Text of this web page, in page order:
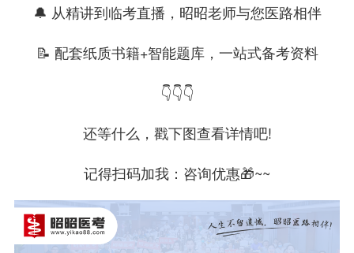
🔔 从精讲到临考直播，昭昭老师与您医路相伴
📝 配套纸质书籍+智能题库，一站式备考资料
👇👇👇
还等什么，戳下图查看详情吧!
记得扫码加我：咨询优惠🎁~~